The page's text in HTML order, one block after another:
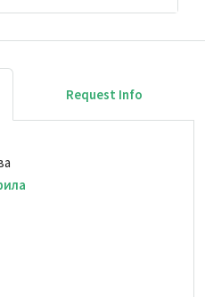
Request Info